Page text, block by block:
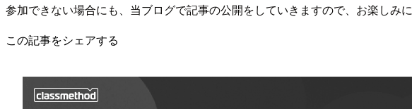
参加できない場合にも、当ブログで記事の公開をしていきますので、お楽しみに
この記事をシェアする